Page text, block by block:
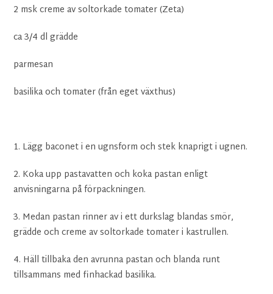
2 msk creme av soltorkade tomater (Zeta)
ca 3/4 dl grädde
parmesan
basilika och tomater (från eget växthus)
1. Lägg baconet i en ugnsform och stek knaprigt i ugnen.
2. Koka upp pastavatten och koka pastan enligt
anvisningarna på förpackningen.
3. Medan pastan rinner av i ett durkslag blandas smör,
grädde och creme av soltorkade tomater i kastrullen.
4. Häll tillbaka den avrunna pastan och blanda runt
tillsammans med finhackad basilika.